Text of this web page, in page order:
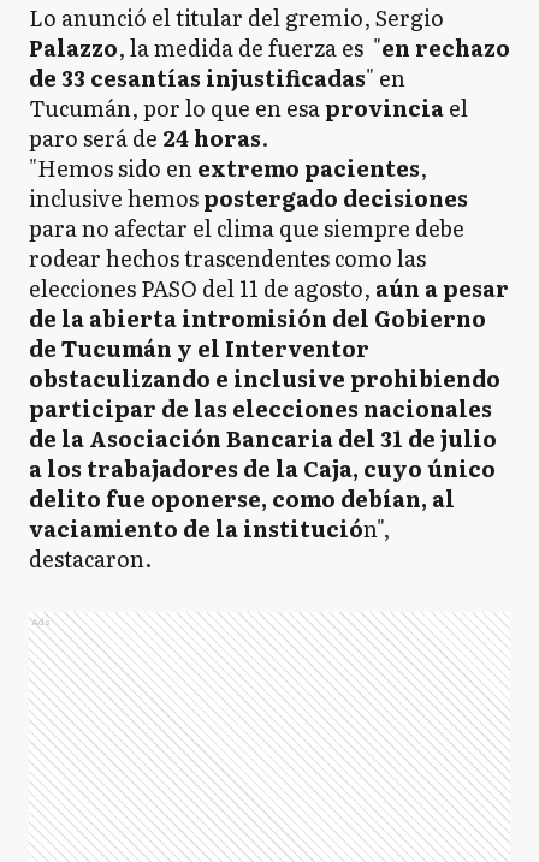
Lo anunció el titular del gremio, Sergio
Palazzo, la medida de fuerza es "en rechazo
de 33 cesantías injustificadas" en
Tucumán, por lo que en esaprovinciael
paro será de 24 horas.
"Hemos sido enextremo pacientes,
inclusive hemospostergado decisiones
para no afectar el clima que siempre debe
rodear hechos trascendentes como las
elecciones PASO del 11 de agosto, aún a pesar
de la abierta intromisión del Gobierno
de Tucumán y el Interventor
obstaculizando e inclusive prohibiendo
participar de las elecciones nacionales
de la Asociación Bancaria del 31 de julio
a los trabajadores de la Caja, cuyo único
delito fue oponerse, como debían, al
vaciamiento de la institución",
destacaron.
Ads